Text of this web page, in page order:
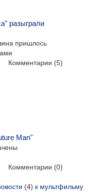
разыграли
пришлось
Комментарии (5)
Man"
Комментарии (0)
(4) к мультфильму